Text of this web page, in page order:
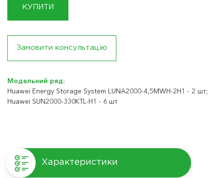
КУПИТИ
Замовити консультацію
Модельний ряд:
Huawei Energy Storage System LUNA2000-4,5MWH-2H1 - 2 шт;
Huawei SUN2000-330KTL-H1 - 6 шт
Характеристики